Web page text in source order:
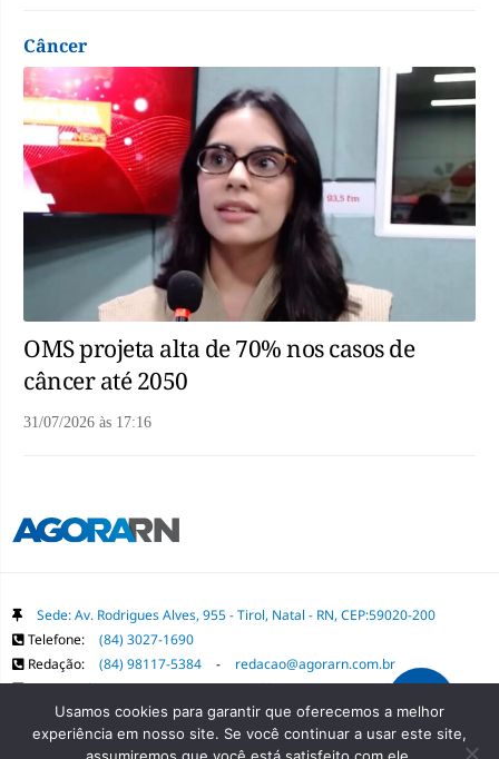
Câncer
OMS projeta alta de 70% nos casos de
câncer até 2050
31/07/2026 às 17:16
Sede: Av. Rodrigues Alves, 955 - Tirol, Natal - RN, CEP:59020-200
Telefone:
(84) 3027-1690
Redação:
(84) 98117-5384 -
redacao@agorarn.com.br
Comercial: (84) 98117-1718 - publica@agorarn.com.br
Copyright Grupo Agora RN. Todos os direitos reservados. É proibida a
Usamos cookies para garantir que oferecemos a melhor
experiência em nosso site. Se você continuar a usar este site,